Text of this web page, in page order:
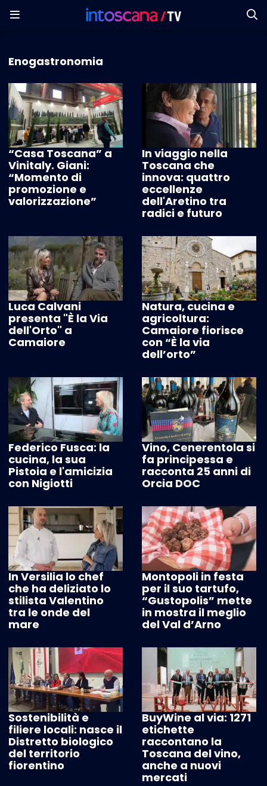
Enogastronomia
“Casa Toscana” a
Vinitaly. Giani:
“Momento di
promozione e
valorizzazione”
In viaggio nella
Toscana che
innova: quattro
eccellenze
dell'Aretino tra
radici e futuro
Luca Calvani
presenta "È la Via
dell'Orto" a
Camaiore
Natura, cucina e
agricoltura:
Camaiore fiorisce
con “È la via
dell’orto”
Federico Fusca: la
cucina, la sua
Pistoia e l'amicizia
con Nigiotti
Vino, Cenerentola si
fa principessa e
racconta 25 anni di
Orcia DOC
In Versilia lo chef
che ha deliziato lo
stilista Valentino
tra le onde del
mare
Montopoli in festa
per il suo tartufo,
“Gustopolis” mette
in mostra il meglio
del Val d’Arno
Sostenibilità e
filiere locali: nasce il
Distretto biologico
del territorio
fiorentino
BuyWine al via: 1271
etichette
raccontano la
Toscana del vino,
anche a nuovi
mercati